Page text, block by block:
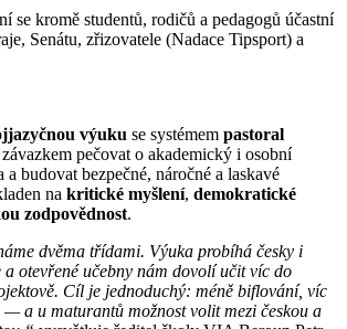
se kromě studentů, rodičů a pedagogů účastní
Senátu, zřizovatele (Nadace Tipsport) a
výuku se systémem pastoral
pečovat o akademický i osobní
budovat bezpečné, náročné a laskavé
na kritické myšlení, demokratické
zodpovědnost.
dvěma třídami. Výuka probíhá česky i
otevřené učebny nám dovolí učit víc do
Cíl je jednoduchý: méně biflování, víc
a u maturantů možnost volit mezi českou a